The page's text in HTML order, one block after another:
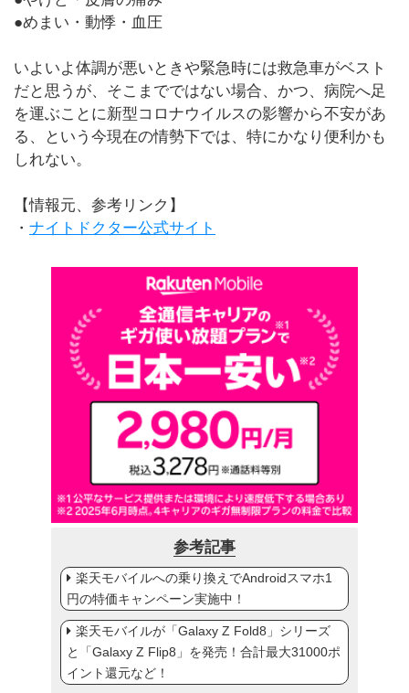
●めまい・動悸・血圧
いよいよ体調が悪いときや緊急時には救急車がベスト
だと思うが、そこまでではない場合、かつ、病院へ足
を運ぶことに新型コロナウイルスの影響から不安があ
る、という今現在の情勢下では、特にかなり便利かも
しれない。
【情報元、参考リンク】
・ ナイトドクター公式サイト
参考記事
楽天モバイルへの乗り換えでAndroidスマホ1
円の特価キャンペーン実施中！
楽天モバイルが「Galaxy Z Fold8」シリーズ
と「Galaxy Z Flip8」を発売！合計最大31000ポ
イント還元など！